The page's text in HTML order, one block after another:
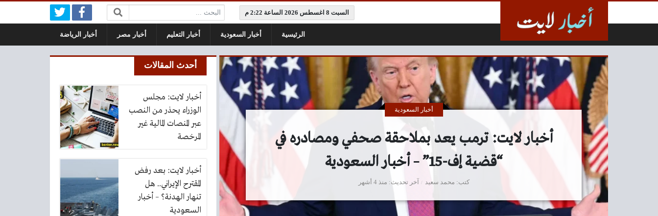
السبت 8 اغسطس 2026 الساعة 2:22 م البحث:
الرئيسية أخبار السعودية أخبار التعليم أخبار مصر أخبار الرياضة
أخبار لايت: ترمب يعد بملاحقة صحفي ومصادره في
“قضية إف-15” – أخبار السعودية
كتب محمد سعيد
أخبار السعودية
آخر تحديث منذ 4 أشهر
أحدث المقالات
أخبار لايت: مجلس
الوزراء يحذر من النصب
عبر المنصات المالية غير
المرخصة
أخبار لايت: بعد رفض
المقترح الإيراني.. هل
تنهار الهدنة؟ – أخبار
السعودية